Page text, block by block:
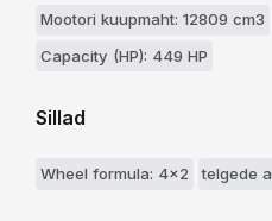
Mootori kuupmaht: 12809 cm3
Capacity (HP): 449 HP
Sillad
Wheel formula: 4x2 telgede